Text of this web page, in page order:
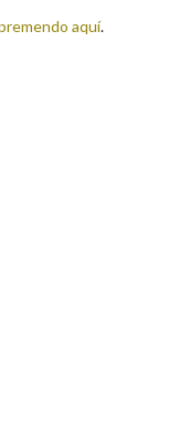
de
Real Academia
o seu correo
de carácter
aquí.